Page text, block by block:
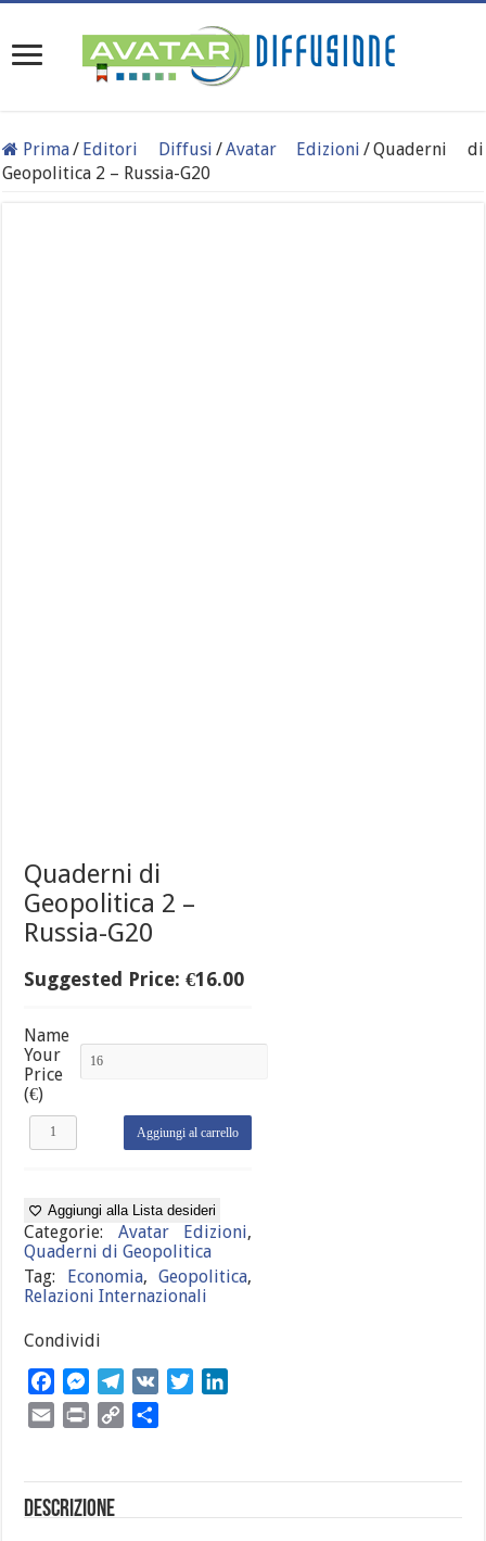
Prima/ Editori Diffusi /Avatar Edizioni /Quaderni di
Geopolitica 2 – Russia-G20
Quaderni di
Geopolitica 2 –
Russia-G20
Suggested Price:€16.00
Name
Your
Price
(€)
Quaderni
di
-
Russia-
G20
quantità
Aggiungi al carrello
Aggiungi alla Lista desideri
Categorie: Avatar Edizioni,
Quaderni di Geopolitica
Tag:
Economia,Geopolitica,
Relazioni Internazionali
Condividi
FacebookMessenger
Telegram
VK Twitter
Email Print
Copy
Descrizione